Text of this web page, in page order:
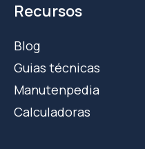
Recursos
Blog
Guias técnicas
Manutenpedia
Calculadoras